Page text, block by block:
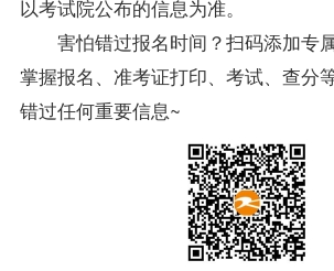
以考试院公布的信息为准。
害怕错过报名时间？扫码添加专
掌握报名、准考证打印、考试、查分
错过任何重要信息~